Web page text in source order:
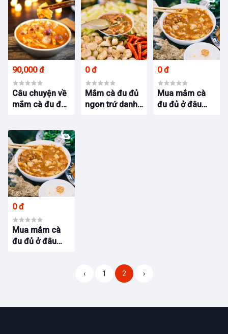
90,000 đ
Câu chuyện về
mắm cà đu đủ
Mê: Hành trình
gìn giữ hương
vị quê nhà.
0 đ
Mắm cà đu đủ
ngon trứ danh
0 đ
Mua mắm cà
đu đủ ở đâu
0 đ
Mua mắm cà
đu đủ ở đâu
Myun Food –
‹ 1 2 ›